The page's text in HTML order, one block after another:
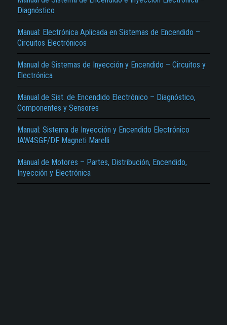
Diagnóstico
Manual: Electrónica Aplicada en Sistemas de Encendido –
Circuitos Electrónicos
Manual de Sistemas de Inyección y Encendido – Circuitos y
Electrónica
Manual de Sist. de Encendido Electrónico – Diagnóstico,
Componentes y Sensores
Manual: Sistema de Inyección y Encendido Electrónico
IAW4SGF/DF Magneti Marelli
Manual de Motores – Partes, Distribución, Encendido,
Inyección y Electrónica
Texto o Imagen de portada son erróneos.
No carga o no se visualiza el contenido.
Reportar otro tipo de error...